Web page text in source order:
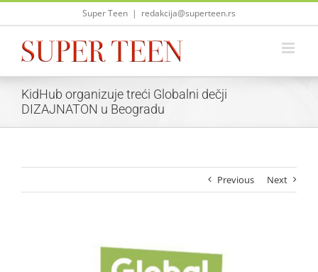
Skip
Super Teen | redakcija@superteen.rs
KidHub organizuje treći Globalni dečji
DIZAJNATON u Beogradu
Previous Next